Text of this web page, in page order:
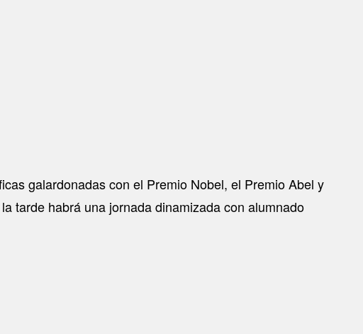
galardonadas con el Premio Nobel, el Premio Abel y
tarde habrá una jornada dinamizada con alumnado